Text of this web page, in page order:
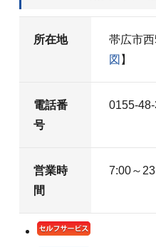
所在地 帯広市
図 】
電話番
号
0155-
営業時
間
7:00～